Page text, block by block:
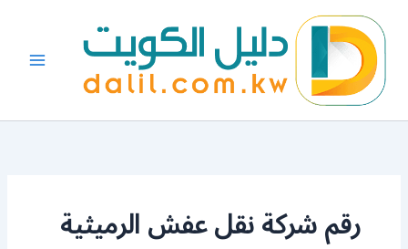
المحتوى
رقم شركة نقل عفش الرميثية